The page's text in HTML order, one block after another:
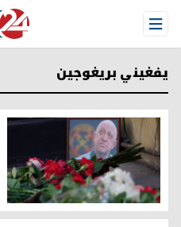
Open Menu
يفغيني بريغوجين
نعش قائد فاغنر